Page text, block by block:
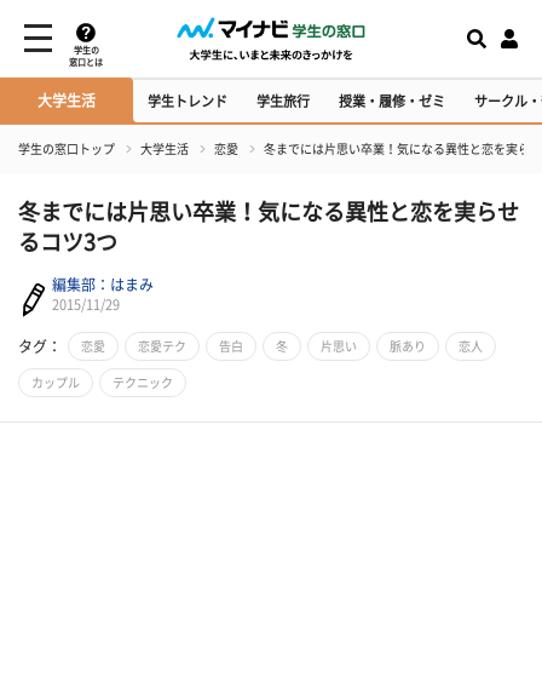
学生の
窓口とは
大学生活 学生トレンド 学生旅行 授業・履修・ゼミ サークル
学生の窓口トップ 大学生活 恋愛 冬までには片思い卒業！気になる異性と恋を実ら
冬までには片思い卒業！気になる異性と恋を実らせ
るコツ3つ
編集部：はまみ
2015/11/29
タグ： 恋愛 恋愛テク 告白 冬 片思い 脈あり 恋人
カップル テクニック